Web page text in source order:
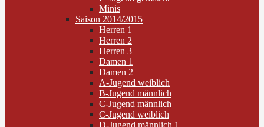
Minis
Saison 2014/2015
Herren 1
Herren 2
Herren 3
Damen 1
Damen 2
A-Jugend weiblich
B-Jugend männlich
C-Jugend männlich
C-Jugend weiblich
D-Jugend männlich 1